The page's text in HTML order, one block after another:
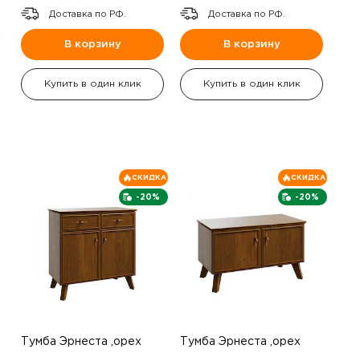
Доставка по РФ.
В корзину
Купить в один клик
Доставка по РФ.
В корзину
Купить в один клик
-20%
СКИДКА
Тумба Эрнеста ,орех
-20%
СКИДКА
Тумба Эрнеста ,орех